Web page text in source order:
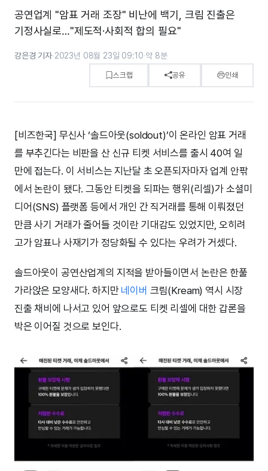
공연업계 "암표 거래 조장" 비난에 백기, 크림 진출은
기정사실로…"제도적·사회적 합의 필요"
강은경 기자·2023년 08월 23일 09:10·약 8분
스크랩 공유 인쇄
[비즈한국] 무신사 ‘솔드아웃(soldout)’이 온라인 암표 거래
를 부추긴다는 비판을 산 신규 티켓 서비스를 출시 40여 일
만에 접는다. 이 서비스는 지난달 초 오픈되자마자 업계 안팎
에서 논란이 됐다. 그동안 티켓을 되파는 행위(리셀)가 소셜미
디어(SNS) 플랫폼 등에서 개인 간 직거래를 통해 이뤄졌던
만큼 사기 거래가 줄어들 것이란 기대감도 있었지만, 오히려
고가 암표나 사재기가 정당화될 수 있다는 우려가 거셌다.
솔드아웃이 공연산업계의 지적을 받아들이면서 논란은 한풀
가라앉은 모양새다. 하지만 네이버 크림(Kream) 역시 시장
진출 채비에 나서고 있어 앞으로도 티켓 리셀에 대한 갑론을
박은 이어질 것으로 보인다.